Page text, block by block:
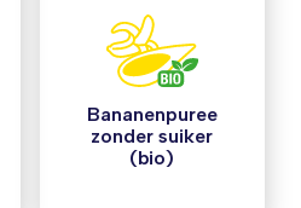
Bananenpuree
zonder suiker
(bio)